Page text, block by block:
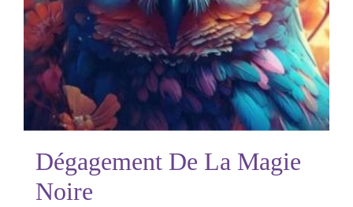
Dégagement De La Magie
Noire